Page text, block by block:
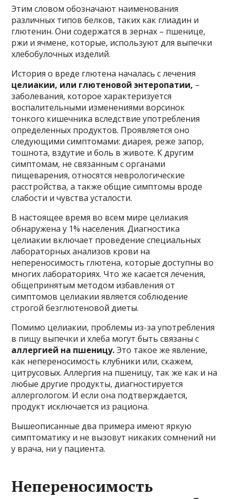
Этим словом обозначают наименования
различных типов белков, таких как глиадин и
глютенин. Они содержатся в зернах – пшенице,
ржи и ячмене, которые, используют для выпечки
хлебобулочных изделий.
История о вреде глютена началась с лечения
целиакии, или глютеновой энтеропатии, –
заболевания, которое характеризуется
воспалительными изменениями ворсинок
тонкого кишечника вследствие употребления
определенных продуктов. Проявляется оно
следующими симптомами: диарея, реже запор,
тошнота, вздутие и боль в животе. К другим
симптомам, не связанным с органами
пищеварения, относятся неврологические
расстройства, а также общие симптомы вроде
слабости и чувства усталости.
В настоящее время во всем мире целиакия
обнаружена у 1% населения. Диагностика
целиакии включает проведение специальных
лабораторных анализов крови на
непереносимость глютена, которые доступны во
многих лабораториях. Что же касается лечения,
общепринятым методом избавления от
симптомов целиакии является соблюдение
строгой безглютеновой диеты.
Помимо целиакии, проблемы из-за употребления
в пищу выпечки и хлеба могут быть связаны с
аллергией на пшеницу.Это такое же явление,
как непереносимость клубники или, скажем,
цитрусовых. Аллергия на пшеницу, так же как и на
любые другие продукты, диагностируется
аллергологом. И если она подтверждается,
продукт исключается из рациона.
Вышеописанные два примера имеют яркую
симптоматику и не вызовут никаких сомнений ни
у врача, ни у пациента.
Непереносимость